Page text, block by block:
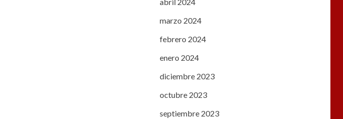
marzo 2024
febrero 2024
enero 2024
diciembre 2023
octubre 2023
septiembre 2023